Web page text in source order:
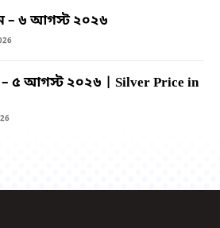
– ৬ আগস্ট ২০২৬
৫ আগস্ট ২০২৬ | Silver Price in